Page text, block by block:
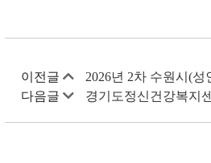
이전글
2026년 2차 수원시(
다음글
경기도정신건강복지